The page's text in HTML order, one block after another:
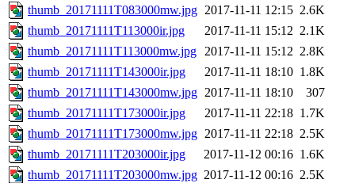
thumb_20171111T083000mw.jpg 2017-11-11 12:15 2.6K
thumb_20171111T113000ir.jpg
2017-11-11 15:12 2.1K
thumb_20171111T113000mw.jpg 2017-11-11 15:12 2.8K
thumb_20171111T143000ir.jpg
2017-11-11 18:10 1.8K
thumb_20171111T143000mw.jpg 2017-11-11 18:10
307
thumb_20171111T173000ir.jpg
2017-11-11 22:18 1.7K
thumb_20171111T173000mw.jpg 2017-11-11 22:18 2.5K
thumb_20171111T203000ir.jpg
2017-11-12 00:16 1.6K
thumb_20171111T203000mw.jpg 2017-11-12 00:16 2.5K